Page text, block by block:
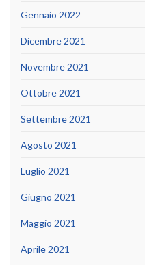
Gennaio 2022
Dicembre 2021
Novembre 2021
Ottobre 2021
Settembre 2021
Agosto 2021
Luglio 2021
Giugno 2021
Maggio 2021
Aprile 2021